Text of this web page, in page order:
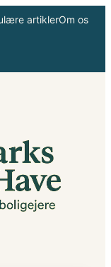
artiklerOm os